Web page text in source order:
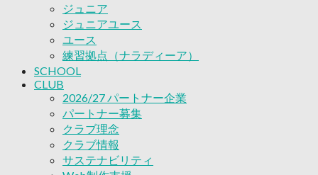
ジュニア
ジュニアユース
ユース
練習拠点（ナラディーア）
SCHOOL
CLUB
2026/27 パートナー企業
パートナー募集
クラブ理念
クラブ情報
サステナビリティ